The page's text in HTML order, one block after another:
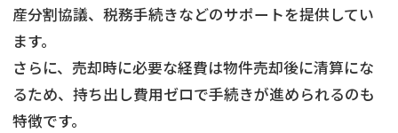
産分割協議、税務手続きなどのサポートを提供してい
ます。
さらに、売却時に必要な経費は物件売却後に清算にな
るため、持ち出し費用ゼロで手続きが進められるのも
特徴です。